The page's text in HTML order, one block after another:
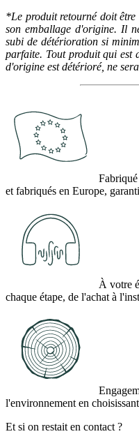
*Le produit retourné doit
son emballage d'origine. Il
subi de détérioration si
parfaite. Tout produit qui est
d'origine est détérioré, ne
et fabriqués en Europe,
À votre
chaque étape, de l'achat à
l'environnement en
Et si on restait en contact ?